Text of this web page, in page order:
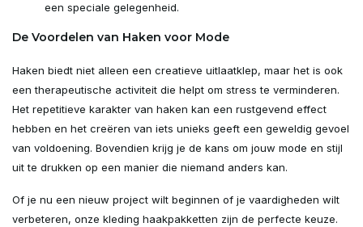
een speciale gelegenheid.
De Voordelen van Haken voor Mode
Haken biedt niet alleen een creatieve uitlaatklep, maar het is ook
een therapeutische activiteit die helpt om stress te verminderen.
Het repetitieve karakter van haken kan een rustgevend effect
hebben en het creëren van iets unieks geeft een geweldig gevoel
van voldoening. Bovendien krijg je de kans om jouw mode en stijl
uit te drukken op een manier die niemand anders kan.
Of je nu een nieuw project wilt beginnen of je vaardigheden wilt
verbeteren, onze kleding haakpakketten zijn de perfecte keuze.